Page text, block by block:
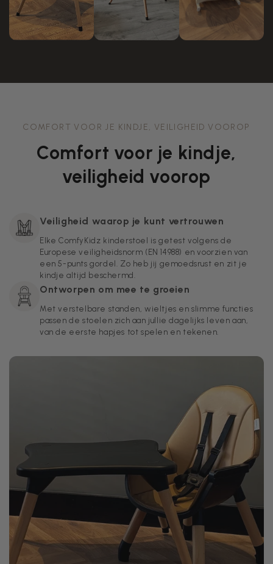
COMFORT VOOR JE KINDJE, VEILIGHEID VOOROP
Comfort voor je kindje,
veiligheid voorop
Veiligheid waarop je kunt vertrouwen
Elke ComfyKidz kinderstoel is getest volgens de
Europese veiligheidsnorm (EN 14988) en voorzien van
een 5-punts gordel. Zo heb jij gemoedsrust en zit je
kindje altijd beschermd.
Ontworpen om mee te groeien
Met verstelbare standen, wieltjes en slimme functies
passen de stoelen zich aan jullie dagelijks leven aan,
van de eerste hapjes tot spelen en tekenen.